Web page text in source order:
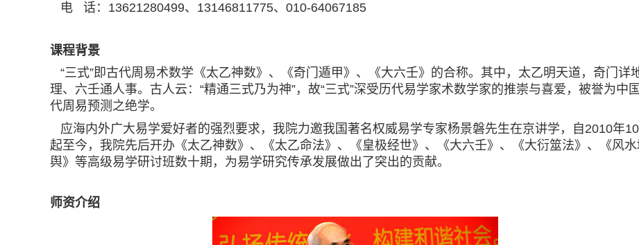
电 话：13621280499、13146811775、 010-64067185
课程背景
“三式”即古代周易术数学《太乙神数》、《奇门遁甲》、《大六壬》的合称。其中，太乙明天道，奇门详
理、六壬通人事。古人云：“精通三式乃为神”，故“三式”深受历代易学家术数学家的推崇与喜爱，被誉为中
代周易预测之绝学。
应海内外广大易学爱好者的强烈要求，我院力邀我国著名权威易学专家杨景磐先生在京讲学，自2010年10
起至今，我院先后开办《太乙神数》、《太乙命法》、《皇极经世》、《大六壬》、《大衍筮法》、《风
舆》等高级易学研讨班数十期，为易学研究传承发展做出了突出的贡献。
师资介绍